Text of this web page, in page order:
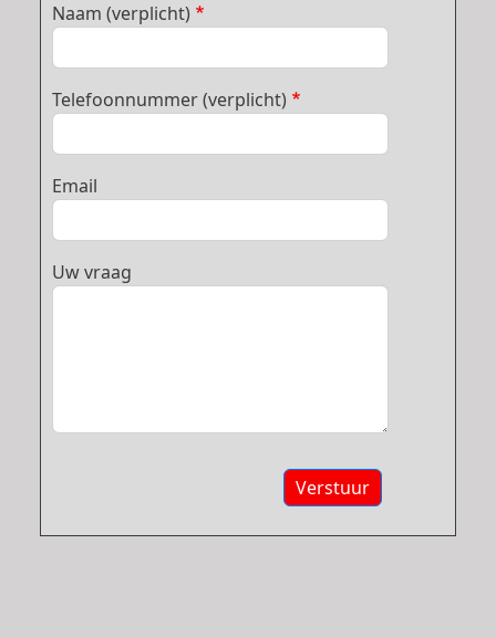
Naam (verplicht)
Telefoonnummer (verplicht)
Email
Uw vraag
Verstuur